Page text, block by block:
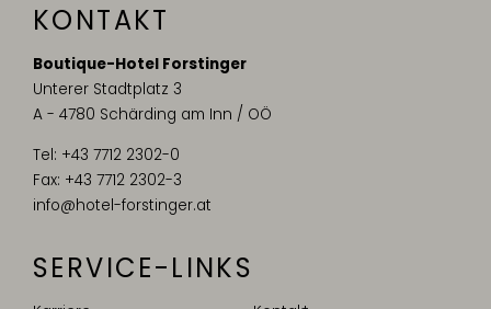
KONTAKT
Boutique-Hotel Forstinger
Unterer Stadtplatz 3
A - 4780 Schärding am Inn / OÖ
Tel: +43 7712 2302-0
Fax: +43 7712 2302-3
info@hotel-forstinger.at
SERVICE-LINKS